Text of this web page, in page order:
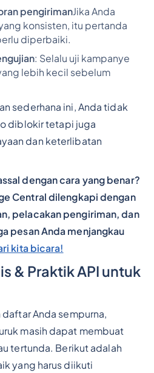
pengirimanJika Anda
konsisten, itu pertanda
diperbaiki.
: Selalu uji kampanye
lebih kecil sebelum
sederhana ini, Anda tidak
diblokir tetapi juga
dan keterlibatan
dengan cara yang benar?
Central dilengkapi dengan
pelacakan pengiriman, dan
pesan Anda menjangkau
kita bicara!
& Praktik API untuk
Anda sempurna,
masih dapat membuat
tertunda. Berikut adalah
yang harus diikuti